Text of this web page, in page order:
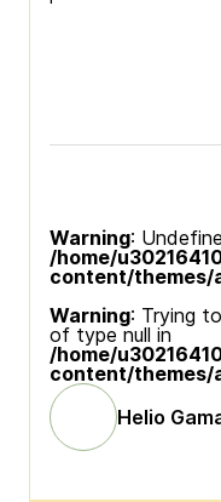
Warning:
/home/
content/themes/
Warning: Trying
of type null in
/home/
content/themes/
Helio